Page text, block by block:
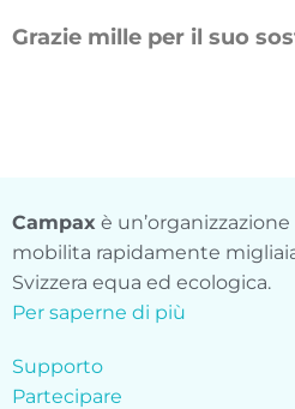
Grazie mille per il suo
Campax è
mobilita rapidamente
Svizzera equa ed ecologica.
Per saperne di più
Supporto
Partecipare